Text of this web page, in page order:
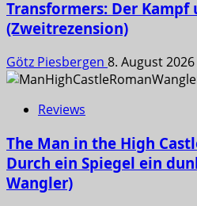
Transformers: Der Kampf
(Zweitrezension)
Götz Piesbergen 8. August 2026
Reviews
The Man in the High
Durch ein Spiegel ein
Wangler)